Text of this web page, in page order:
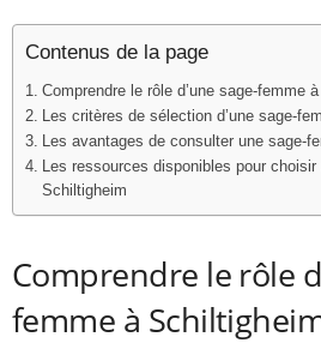
Contenus de la page
Comprendre le rôle d’une sage-femme
Les critères de sélection d’une sage-
Les avantages de consulter une sage-
Les ressources disponibles pour
Schiltigheim
Comprendre le rôle
femme à